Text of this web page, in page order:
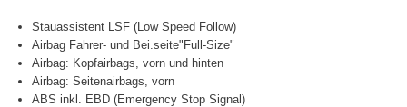
Stauassistent LSF (Low Speed Follow)
Airbag Fahrer- und Bei.seite"Full-Size"
Airbag: Kopfairbags, vorn und hinten
Airbag: Seitenairbags, vorn
ABS inkl. EBD (Emergency Stop Signal)